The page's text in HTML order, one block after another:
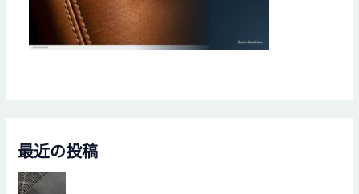
最近の投稿